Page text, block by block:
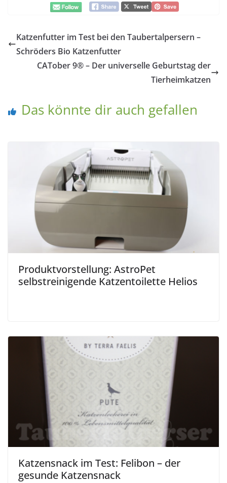
Katzenfutter im Test bei den Taubertalpersern –
Schröders Bio Katzenfutter
CATober 9® – Der universelle Geburtstag der
Tierheimkatzen
Das könnte dir auch gefallen
Produktvorstellung: AstroPet
selbstreinigende Katzentoilette Helios
Katzensnack im Test: Felibon – der
gesunde Katzensnack